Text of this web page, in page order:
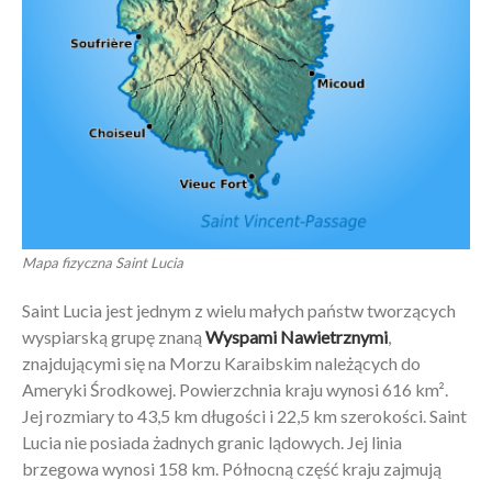
Mapa fizyczna Saint Lucia
Saint Lucia jest jednym z wielu małych państw tworzących
wyspiarską grupę znaną Wyspami Nawietrznymi
znajdującymi się na Morzu Karaibskim należących do
Ameryki Środkowej. Powierzchnia kraju wynosi 616 km².
Jej rozmiary to 43,5 km długości i 22,5 km szerokości. Saint
Lucia nie posiada żadnych granic lądowych. Jej linia
brzegowa wynosi 158 km. Północną część kraju zajmują